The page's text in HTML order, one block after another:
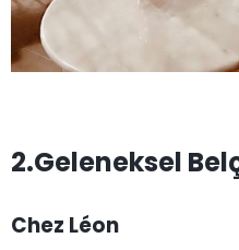
2.Geleneksel
Chez Léon